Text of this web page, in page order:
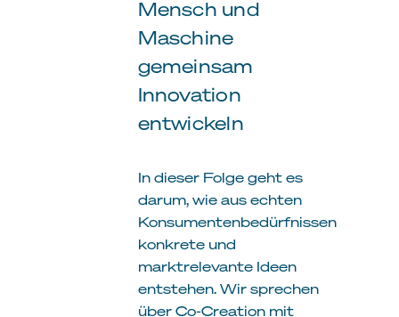
Mensch und
Maschine
gemeinsam
Innovation
entwickeln
In dieser Folge geht es
darum, wie aus echten
Konsumentenbedürfnissen
konkrete und
marktrelevante Ideen
entstehen. Wir sprechen
über Co-Creation mit